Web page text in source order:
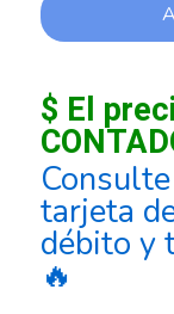
$ El
tarjeta
débito y
🔥